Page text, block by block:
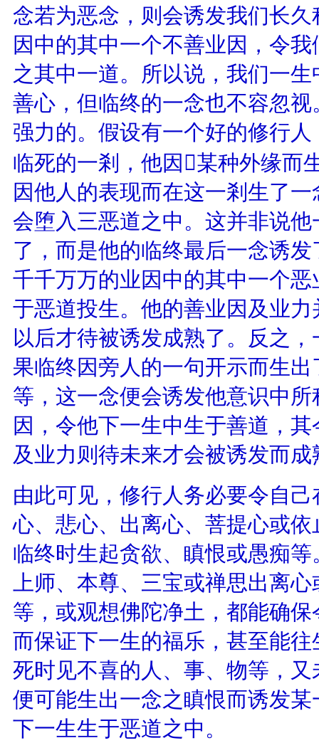
念若为恶念，则会诱发我们长
因中的其中一个不善业因，令
之其中一道。所以说，我们一
善心，但临终的一念也不容忽
强力的。假设有一个好的修行
临死的一剎，他因某种外缘而
因他人的表现而在这一剎生了
会堕入三恶道之中。这并非说
了，而是他的临终最后一念诱
千千万万的业因中的其中一个
于恶道投生。他的善业因及业
以后才待被诱发成熟了。反之
果临终因旁人的一句开示而生
等，这一念便会诱发他意识中
因，令他下一生中生于善道，
及业力则待未来才会被诱发而成
由此可见，修行人务必要令自
心、悲心、出离心、菩提心或
临终时生起贪欲、瞋恨或愚痴
上师、本尊、三宝或禅思出离
等，或观想佛陀净土，都能确
而保证下一生的福乐，甚至能
死时见不喜的人、事、物等，
便可能生出一念之瞋恨而诱发
下一生生于恶道之中。